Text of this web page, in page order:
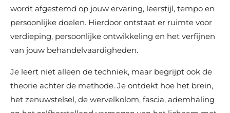
wordt afgestemd op jouw ervaring, leerstijl, tempo en
persoonlijke doelen. Hierdoor ontstaat er ruimte voor
verdieping, persoonlijke ontwikkeling en het verfijnen
van jouw behandelvaardigheden.
Je leert niet alleen de techniek, maar begrijpt ook de
theorie achter de methode. Je ontdekt hoe het brein,
het zenuwstelsel, de wervelkolom, fascia, ademhaling